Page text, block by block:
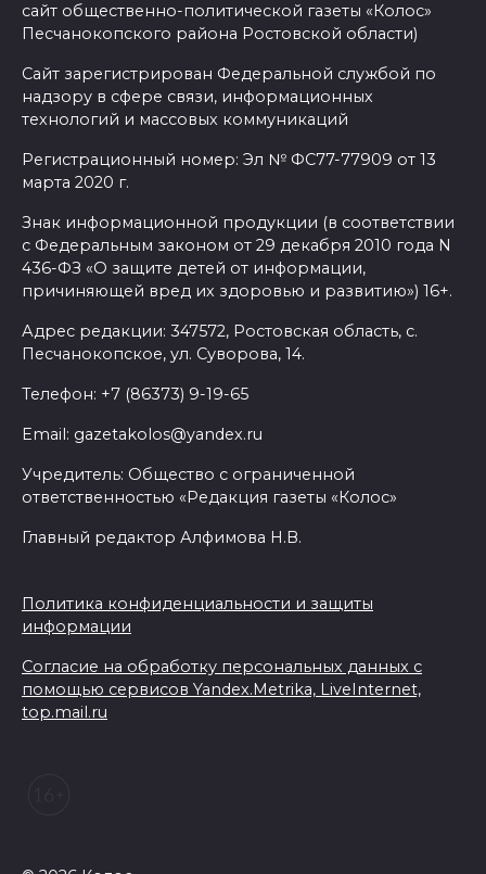
сайт общественно-политической газеты «Колос»
Песчанокопского района Ростовской области)
Сайт зарегистрирован Федеральной службой по
надзору в сфере связи, информационных
технологий и массовых коммуникаций
Регистрационный номер: Эл № ФС77-77909 от 13
марта 2020 г.
Знак информационной продукции (в соответствии
с Федеральным законом от 29 декабря 2010 года N
436-ФЗ «О защите детей от информации,
причиняющей вред их здоровью и развитию») 16+.
Адрес редакции: 347572, Ростовская область, с.
Песчанокопское, ул. Суворова, 14.
Телефон: +7 (86373) 9-19-65
Email: gazetakolos@yandex.ru
Учредитель: Общество с ограниченной
ответственностью «Редакция газеты «Колос»
Главный редактор Алфимова Н.В.
Политика конфиденциальности и защиты
информации
Согласие на обработку персональных данных с
помощью сервисов Yandex.Metrika, LiveInternet,
top.mail.ru